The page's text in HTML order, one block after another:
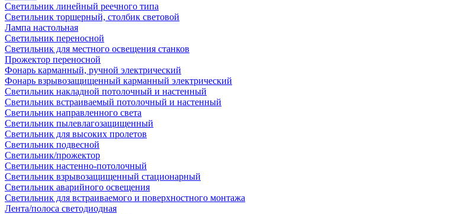
Светильник линейный реечного типа
Светильник торшерный, столбик световой
Лампа настольная
Светильник переносной
Светильник для местного освещения станков
Прожектор переносной
Фонарь карманный, ручной электрический
Фонарь взрывозащищенный карманный электрический
Светильник накладной потолочный и настенный
Светильник встраиваемый потолочный и настенный
Светильник направленного света
Светильник пылевлагозащищенный
Светильник для высоких пролетов
Светильник подвесной
Светильник/прожектор
Светильник настенно-потолочный
Светильник взрывозащищенный стационарный
Светильник аварийного освещения
Светильник для встраиваемого и поверхностного монтажа
Лента/полоса светодиодная